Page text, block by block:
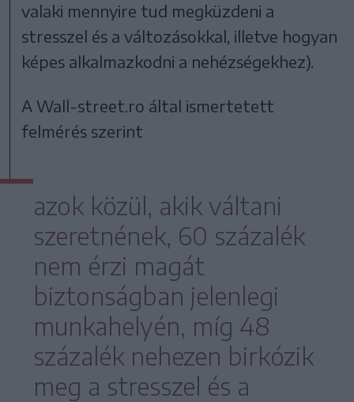
valaki mennyire tud megküzdeni a
stresszel és a változásokkal, illetve hogyan
képes alkalmazkodni a nehézségekhez).
A Wall-street.ro által ismertetett
felmérés szerint
azok közül, akik váltani
szeretnének, 60 százalék
nem érzi magát
biztonságban jelenlegi
munkahelyén, míg 48
százalék nehezen birkózik
meg a stresszel és a